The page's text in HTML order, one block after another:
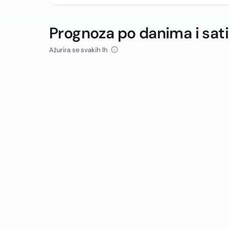
Prognoza po danima i
Ažurira se svakih 1h